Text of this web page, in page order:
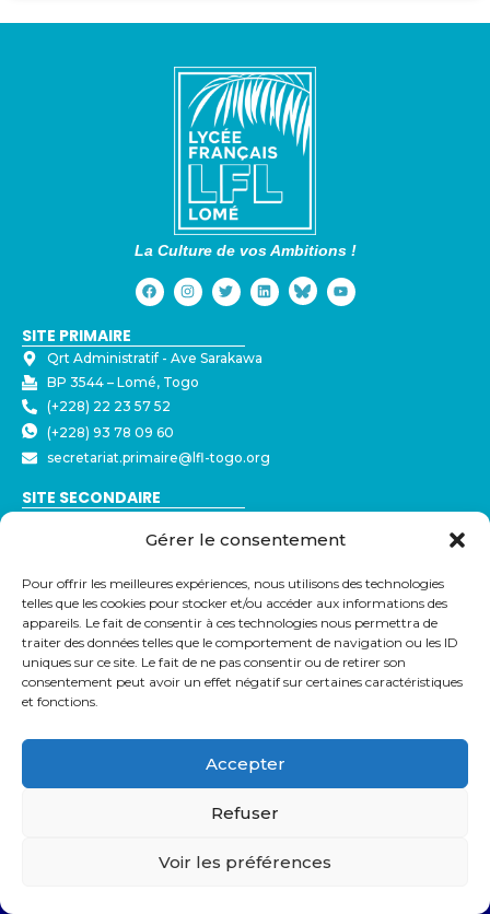
Gérer le consentement
Pour offrir les meilleures expériences, nous utilisons des technologies
telles que les cookies pour stocker et/ou accéder aux informations des
appareils. Le fait de consentir à ces technologies nous permettra de
traiter des données telles que le comportement de navigation ou les ID
uniques sur ce site. Le fait de ne pas consentir ou de retirer son
consentement peut avoir un effet négatif sur certaines caractéristiques
et fonctions.
Accepter
Refuser
Voir les préférences
La Culture de vos Ambitions !
SITE PRIMAIRE
Qrt Administratif - ⁠Ave Sarakawa
BP 3544 – Lomé, Togo
(+228) 22 23 57 52
(+228) 93 78 09 60
secretariat.primaire@lfl-togo.org
SITE SECONDAIRE
BP 3544 – Lomé, Togo
(+228) 79 32 72 43
secretariat@lfl-togo.org
LIENS UTILES
Eduka
Pronote